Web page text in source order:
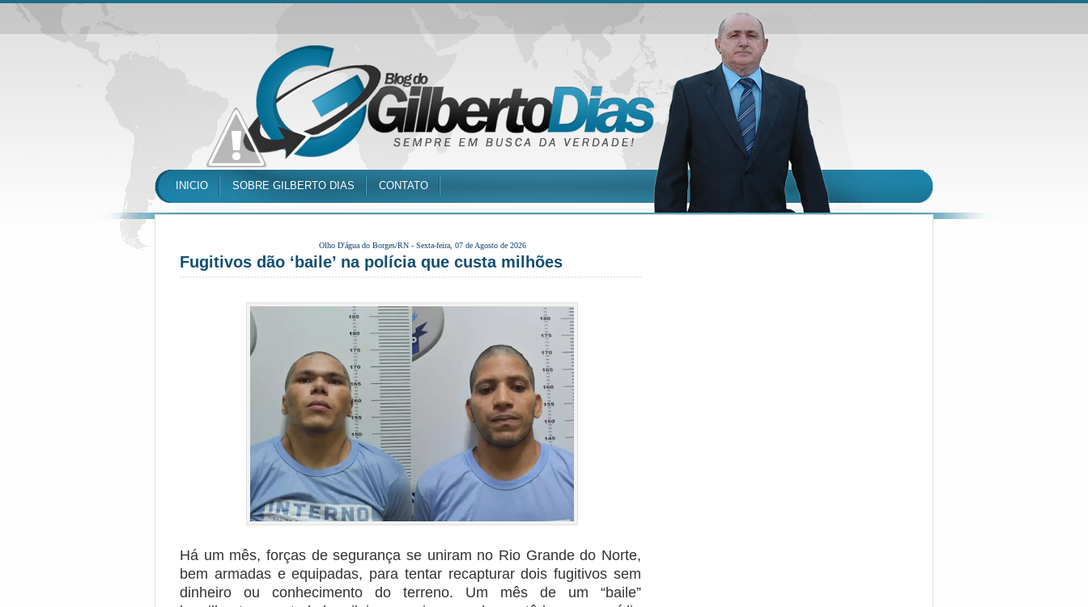
INICIO SOBRE GILBERTO DIAS CONTATO
Olho D'água do Borges/RN - Sexta-feira, 07 de Agosto de 2026
Fugitivos dão ‘baile’ na polícia que custa milhões
Há um mês, forças de segurança se uniram no Rio Grande do Norte,
bem armadas e equipadas, para tentar recapturar dois fugitivos sem
dinheiro ou conhecimento do terreno. Um mês de um “baile”